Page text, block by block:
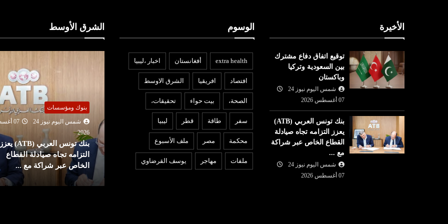
الأخيرة
توقيع اتفاق دفاع مشترك
بين السعودية وتركيا
وباكستان
شمس اليوم نيوز 24
07 أغسطس 2026
بنك تونس العربي (ATB)
يعزز التزامه تجاه صيادلة
القطاع الخاص عبر شراكة
مع ...
شمس اليوم نيوز 24
07 أغسطس 2026
الوسوم
extra health أفغانستان اخبار ،ليبيا
افتصاد افريقيا الشرق الاوسط
الصحة، بيت حواء تحقيقات،
سفر طاقة قطر ليبيا
محكمة مصر ملف الأسبوع
ملفات مهاجر يوسف القرضاوي
الشرق الأوسط
07 أغسطس
شمس اليوم نيوز 24
07 أغسطس
2026
محكمة أميركية تأمر شركة ميتا
بدفع نصف مليار دولار لتسببها
بـ'ضرر عام'
عربي ودولي
شمس اليوم نيوز 24
07 أغسطس
توقيع اتفاق دفاع مشترك بين
السعودية وتركيا وباكستان
بنوك ومؤسسات
شمس اليوم نيوز 24
07
2026
بنك تونس العربي (ATB) يعزز
التزامه تجاه صيادلة القطاع
الخاص عبر شراكة مع ...